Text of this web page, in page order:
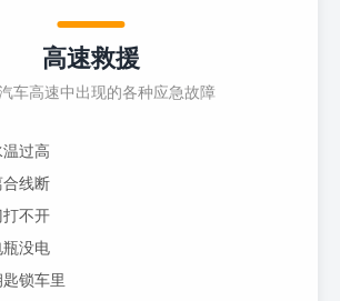
高速救援
车高速中出现的各种应急故障
过高
线断
不开
没电
锁车里